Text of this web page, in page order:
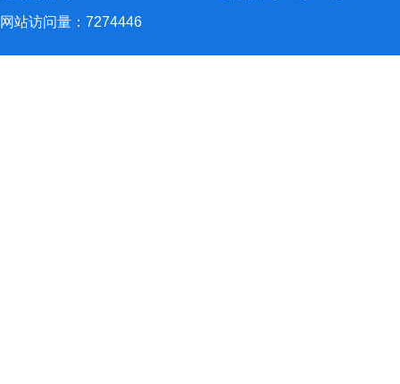
网站访问量： 7274446